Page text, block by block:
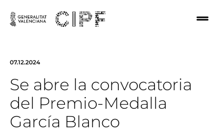
07.12.2024
Se abre la convocatoria
del Premio-Medalla
García Blanco